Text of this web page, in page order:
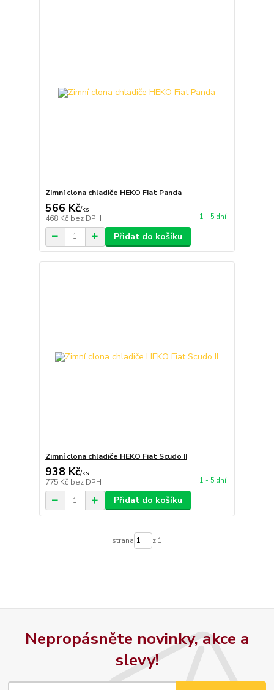
Zimní clona chladiče HEKO Fiat Panda
566 Kč/ks
468 Kč bez DPH 1 - 5 dní
Přidat do košíku
Zimní clona chladiče HEKO Fiat Scudo II
938 Kč/ks
775 Kč bez DPH 1 - 5 dní
Přidat do košíku
strana z 1
Nepropásněte novinky, akce a
slevy!